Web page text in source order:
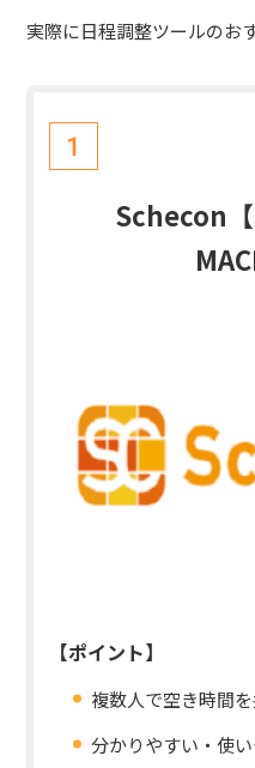
実際に日程調整ツールのお
1
Schecon
【ポイント】
複数人で空き時間
分かりやすい・使